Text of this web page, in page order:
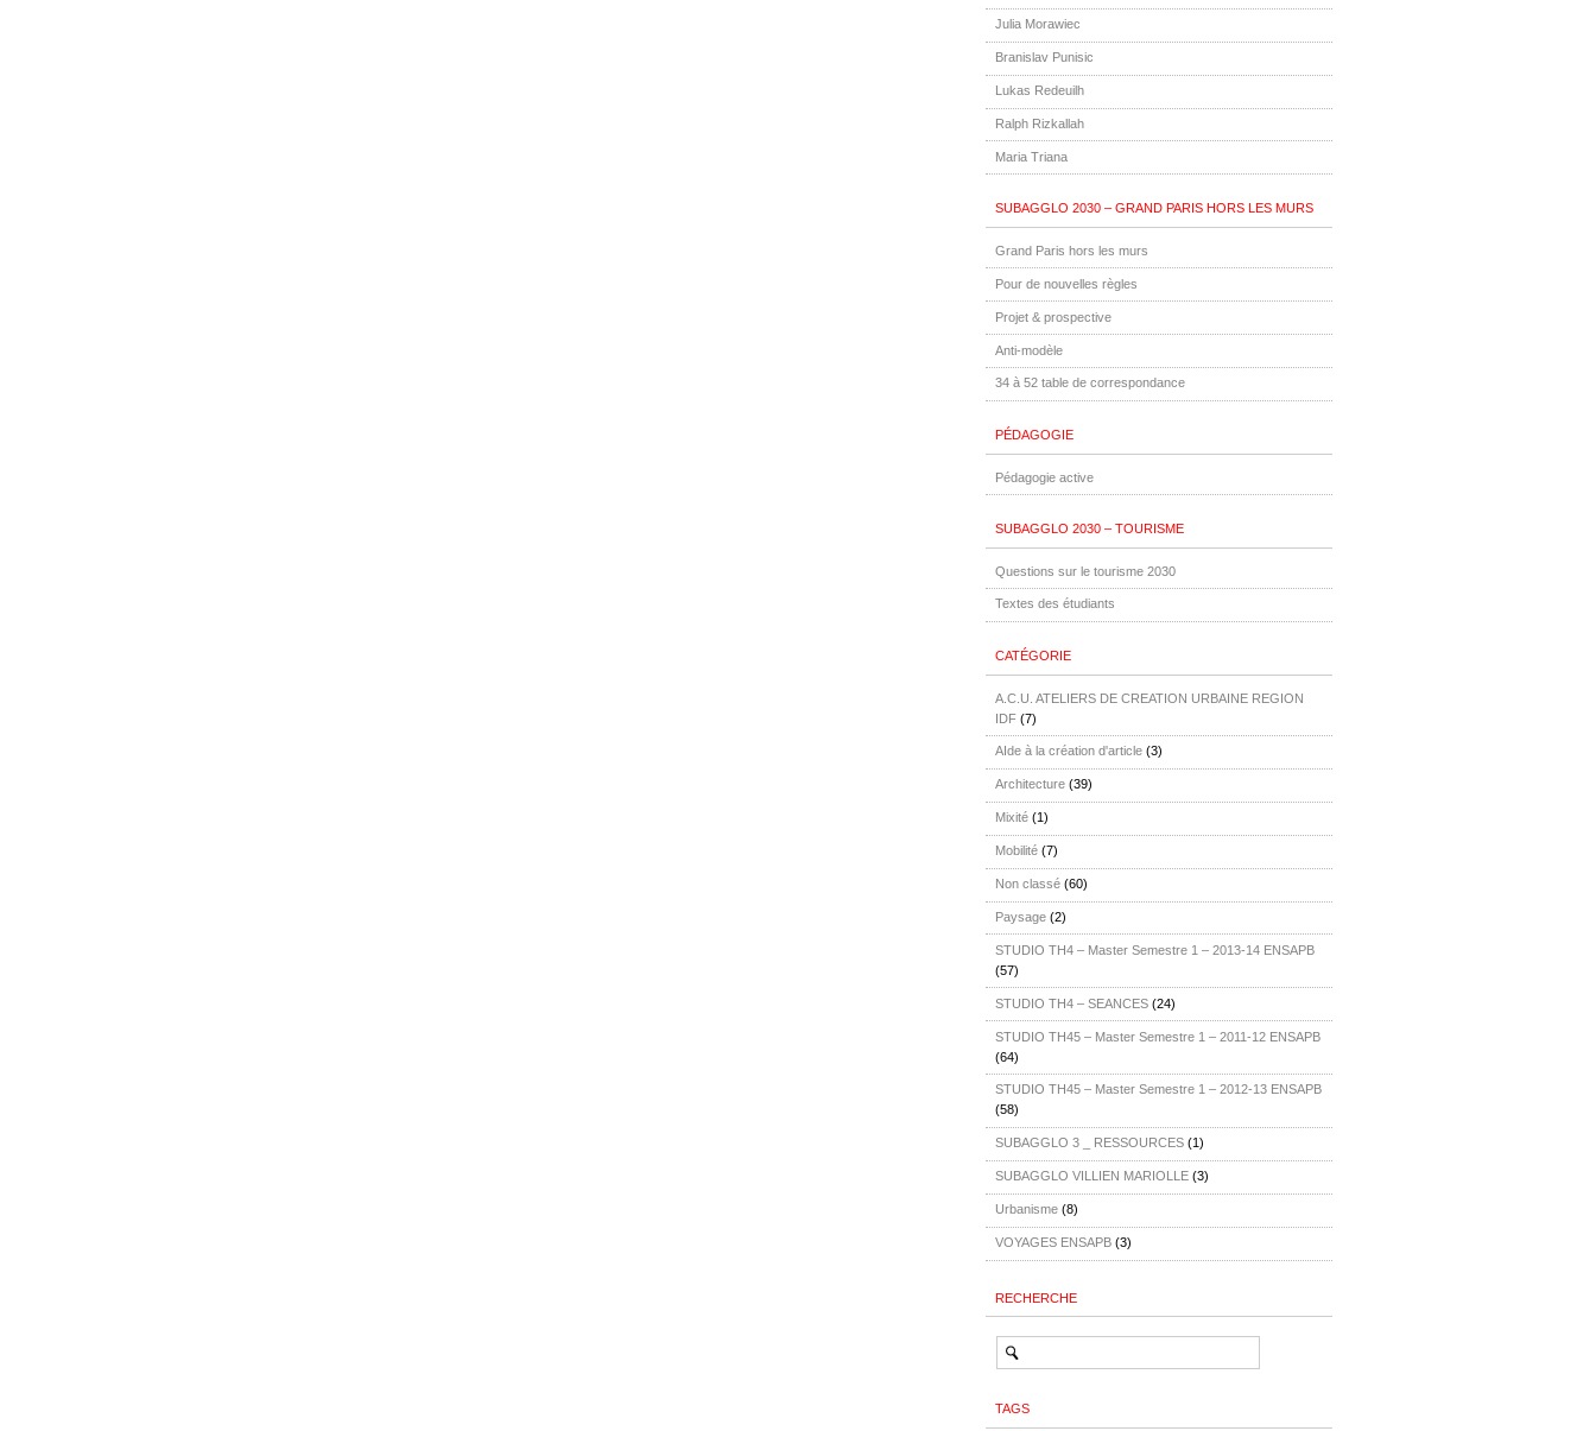
Julia Morawiec
Branislav Punisic
Lukas Redeuilh
Ralph Rizkallah
Maria Triana
SUBAGGLO 2030 – GRAND PARIS HORS LES MURS
Grand Paris hors les murs
Pour de nouvelles règles
Projet & prospective
Anti-modèle
34 à 52 table de correspondance
PÉDAGOGIE
Pédagogie active
SUBAGGLO 2030 – TOURISME
Questions sur le tourisme 2030
Textes des étudiants
CATÉGORIE
A.C.U. ATELIERS DE CREATION URBAINE REGION
IDF (7)
AIde à la création d'article (3)
Architecture (39)
Mixité (1)
Mobilité (7)
Non classé (60)
Paysage (2)
STUDIO TH4 – Master Semestre 1 – 2013-14 ENSAPB
(57)
STUDIO TH4 – SEANCES (24)
STUDIO TH45 – Master Semestre 1 – 2011-12 ENSAPB
(64)
STUDIO TH45 – Master Semestre 1 – 2012-13 ENSAPB
(58)
SUBAGGLO 3 _ RESSOURCES (1)
SUBAGGLO VILLIEN MARIOLLE (3)
Urbanisme (8)
VOYAGES ENSAPB (3)
RECHERCHE
TAGS